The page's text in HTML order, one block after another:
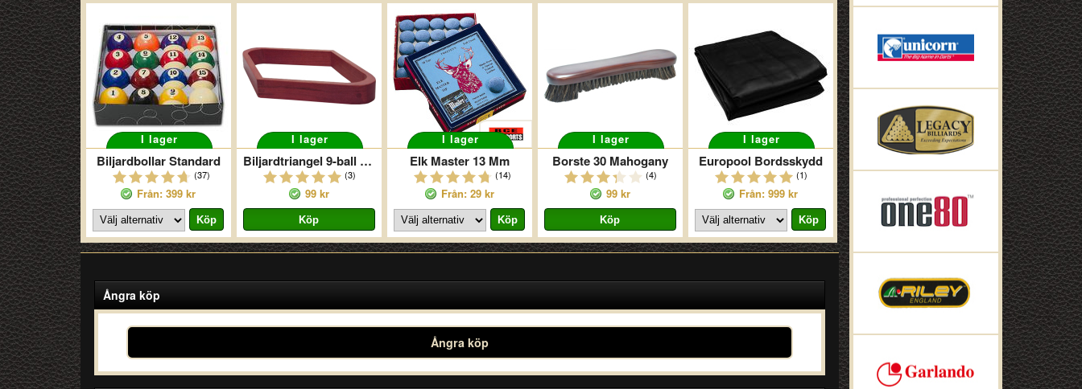
I lager
Biljardbollar Standard
(37)
Från: 399 kr
I lager
Biljardtriangel 9-ball Mahogny
(3)
99 kr
I lager
Elk Master 13 Mm
(14)
Från: 29 kr
I lager
Borste 30 Mahogany
(4)
99 kr
I lager
Europool Bordsskydd
(1)
Från: 999 kr
Ångra köp
Ångra köp